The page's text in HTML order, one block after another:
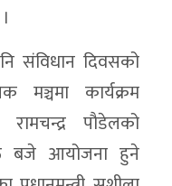
संविधान दिवसको
मञ्चमा कार्यक्रम
पौडेलको
बजे आयोजना हुने